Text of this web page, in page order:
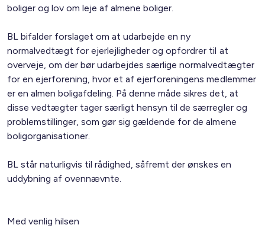
boliger og lov om leje af almene boliger.
BL bifalder forslaget om at udarbejde en ny
normalvedtægt for ejerlejligheder og opfordrer til at
overveje, om der bør udarbejdes særlige normalvedtægter
for en ejerforening, hvor et af ejerforeningens medlemmer
er en almen boligafdeling. På denne måde sikres det, at
disse vedtægter tager særligt hensyn til de særregler og
problemstillinger, som gør sig gældende for de almene
boligorganisationer.
BL står naturligvis til rådighed, såfremt der ønskes en
uddybning af ovennævnte.
Med venlig hilsen